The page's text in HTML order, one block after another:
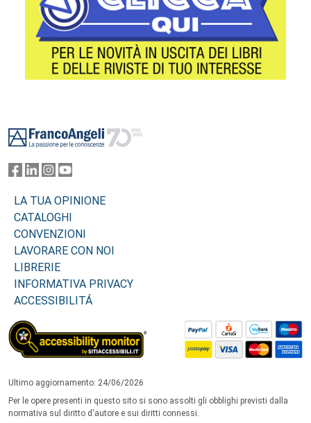
LA TUA OPINIONE
CATALOGHI
CONVENZIONI
LAVORARE CON NOI
LIBRERIE
INFORMATIVA PRIVACY
ACCESSIBILITÁ
Ultimo aggiornamento: 24/06/2026
Per le opere presenti in questo sito si sono assolti gli obblighi previsti dalla
normativa sul diritto d'autore e sui diritti connessi.